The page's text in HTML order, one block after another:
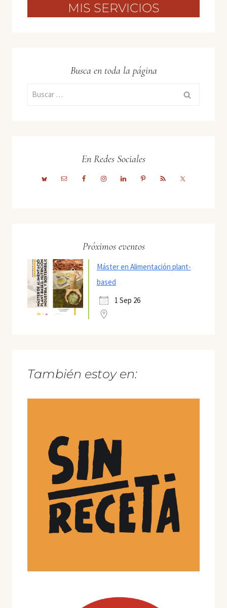
MIS SERVICIOS
Busca en toda la página
Buscar:
En Redes Sociales
Próximos eventos
Máster en Alimentación plant-
based
1 Sep 26
También estoy en: